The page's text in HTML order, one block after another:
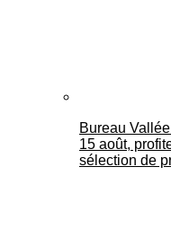
Bureau
15 août,
sélection de